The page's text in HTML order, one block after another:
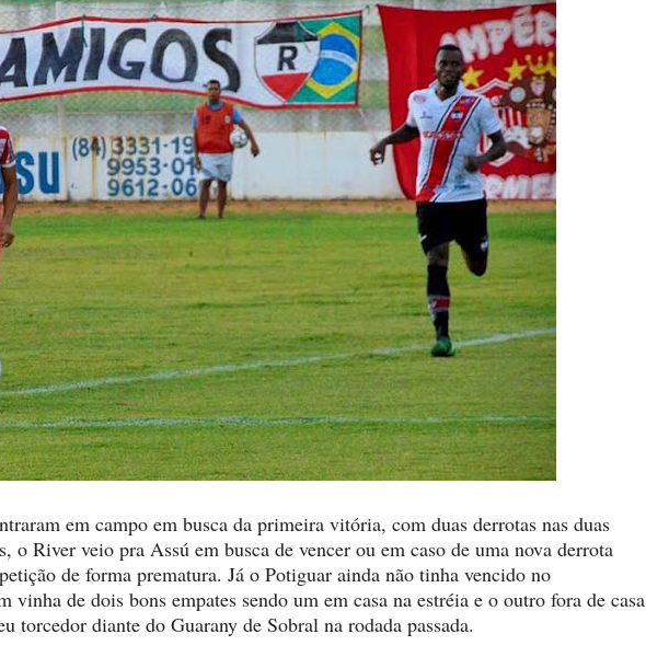
em campo em busca da primeira vitória, com duas derrotas nas duas
o River veio pra Assú em busca de vencer ou em caso de uma nova derrota
de forma prematura. Já o Potiguar ainda não tinha vencido no
vinha de dois bons empates sendo um em casa na estréia e o outro fora de casa
torcedor diante do Guarany de Sobral na rodada passada.